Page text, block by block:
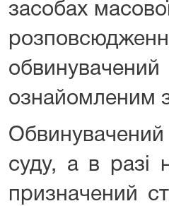
засобах
ознайомленим з
суду, а в разі
призначений